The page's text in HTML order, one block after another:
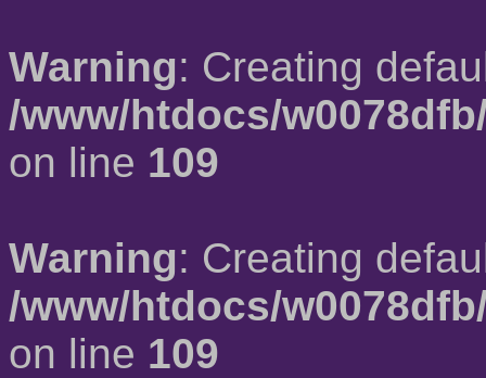
Warning: Creating
/www/htdocs/
on line 109
Warning: Creating
/www/htdocs/
on line 109